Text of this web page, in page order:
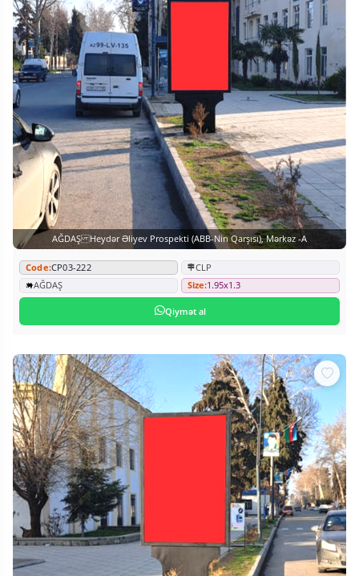
AĞDAŞ Heydər Əliyev Prospekti (ABB-Nin Qarşısı), Mərkəz -A
Code:CP03-222
CLP
AĞDAŞ
Size:1.95x1.3
Qiymət al